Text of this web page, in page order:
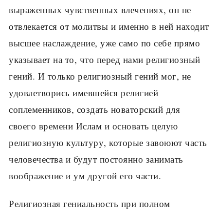
выраженных чувственных влечениях, он не
отвлекается от молитвы и именно в ней находит
высшее наслаждение, уже само по себе прямо
указывает на то, что перед нами религиозный
гений. И только религиозный гений мог, не
удовлетворись имевшейся религией
соплеменников, создать новаторский для
своего времени Ислам и основать целую
религиозную культуру, которые завоюют часть
человечества и будут постоянно занимать
воображение и ум другой его части.
Религиозная гениальность при полном